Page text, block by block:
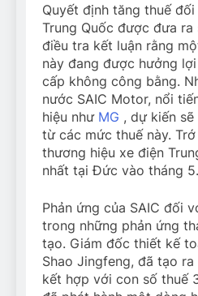
Quyết định tăng thuế
Trung Quốc được đưa
điều tra kết luận rằng
này đang được hưởng
cấp không công bằng.
nước SAIC Motor, nổi
hiệu như MG , dự kiến
từ các mức thuế này.
thương hiệu xe điện
nhất tại Đức vào tháng 5.
Phản ứng của SAIC đối
trong những phản ứng
tạo. Giám đốc thiết kế
Shao Jingfeng, đã tạo
kết hợp với con số thuế